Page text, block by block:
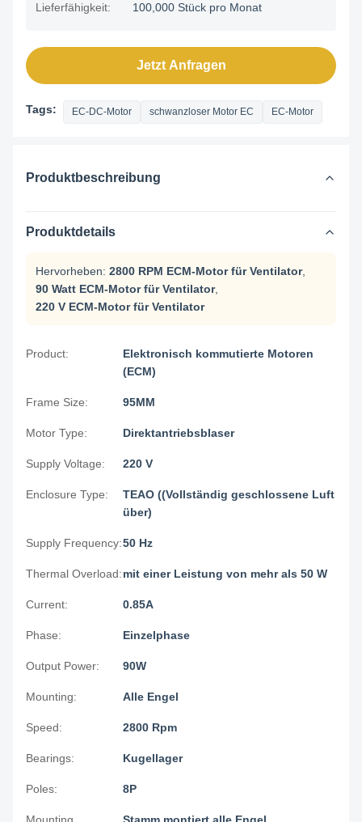
Lieferfähigkeit: 100,000 Stück pro Monat
Jetzt Anfragen
Tags: EC-DC-Motor schwanzloser Motor EC EC-Motor
Produktbeschreibung
Produktdetails
Hervorheben: 2800 RPM ECM-Motor für Ventilator,
90 Watt ECM-Motor für Ventilator,
220 V ECM-Motor für Ventilator
Product:
Elektronisch kommutierte Motoren
(ECM)
Frame Size: 95MM
Motor Type: Direktantriebsblaser
Supply Voltage: 220 V
Enclosure Type:
TEAO ((Vollständig geschlossene Luft
über)
Supply Frequency:50 Hz
Thermal Overload:mit einer Leistung von mehr als 50 W
Current: 0.85A
Phase: Einzelphase
Output Power: 90W
Mounting: Alle Engel
Speed: 2800 Rpm
Bearings: Kugellager
Poles: 8P